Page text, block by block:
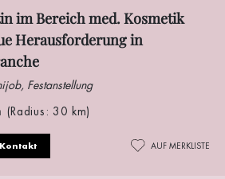
im Bereich med. Kosmetik
Herausforderung in
Festanstellung
(Radius: 30 km)
AUF MERKLISTE